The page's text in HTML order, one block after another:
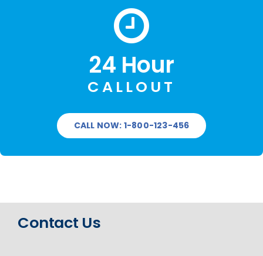
24 Hour
CALLOUT
CALL NOW: 1-800-123-456
Contact Us